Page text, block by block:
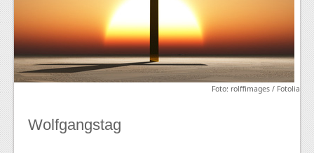
Foto: rolffimages / Fotolia
Wolfgangstag